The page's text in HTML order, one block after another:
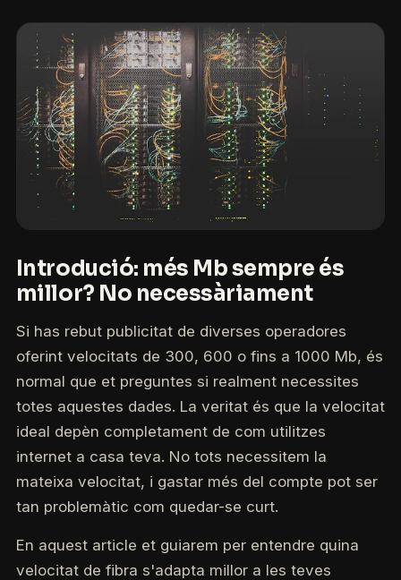
Introdució: més Mb sempre és
millor? No necessàriament
Si has rebut publicitat de diverses operadores
oferint velocitats de 300, 600 o fins a 1000 Mb, és
normal que et preguntes si realment necessites
totes aquestes dades. La veritat és que la velocitat
ideal depèn completament de com utilitzes
internet a casa teva. No tots necessitem la
mateixa velocitat, i gastar més del compte pot ser
tan problemàtic com quedar-se curt.
En aquest article et guiarem per entendre quina
velocitat de fibra s'adapta millor a les teves